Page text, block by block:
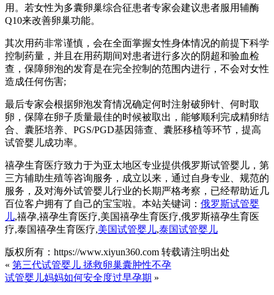
用。若女性为多囊卵巢综合征患者专家会建议患者服用辅酶
Q10来改善卵巢功能。
其次用药非常谨慎，会在全面掌握女性身体情况的前提下科学
控制药量，并且在用药期间对患者进行多次的阴超和验血检
查，保障卵泡的发育是在完全控制的范围内进行，不会对女性
造成任何伤害;
最后专家会根据卵泡发育情况确定何时注射破卵针、何时取
卵，保障在卵子质量最佳的时候被取出，能够顺利完成精卵结
合、囊胚培养、PGS/PGD基因筛查、囊胚移植等环节，提高
试管婴儿成功率。
禧孕生育医疗致力于为亚太地区专业提供俄罗斯试管婴儿，第
三方辅助生殖等咨询服务，成立以来，通过自身专业、规范的
服务，及对海外试管婴儿行业的长期严格考察，已经帮助近几
百位客户拥有了自己的宝宝啦。本站关键词： 俄罗斯试管婴
儿,禧孕,禧孕生育医疗,美国禧孕生育医疗,俄罗斯禧孕生育医
疗,泰国禧孕生育医疗,美国试管婴儿,泰国试管婴儿
版权所有：https://www.xiyun360.com 转载请注明出处
« 第三代试管婴儿 拯救卵巢囊肿性不孕
试管婴儿妈妈如何安全度过早孕期 »